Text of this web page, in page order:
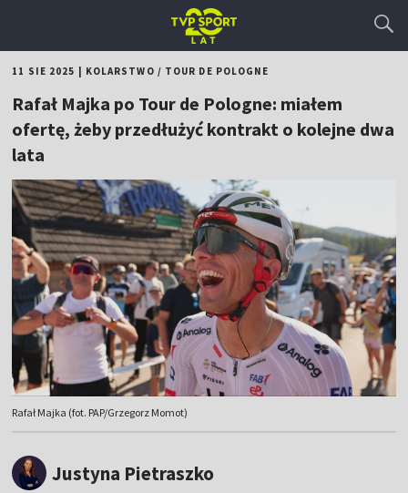
11 SIE 2025 KOLARSTWO / TOUR DE POLOGNE
Rafał Majka po Tour de Pologne: miałem
ofertę, żeby przedłużyć kontrakt o kolejne dwa
lata
Rafał Majka (fot. PAP/Grzegorz Momot)
Justyna Pietraszko